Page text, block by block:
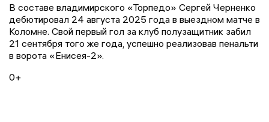
В составе владимирского «Торпедо» Сергей Черненко
дебютировал 24 августа 2025 года в выездном матче в
Коломне. Свой первый гол за клуб полузащитник забил
21 сентября того же года, успешно реализовав пенальти
в ворота «Енисея-2».
0+